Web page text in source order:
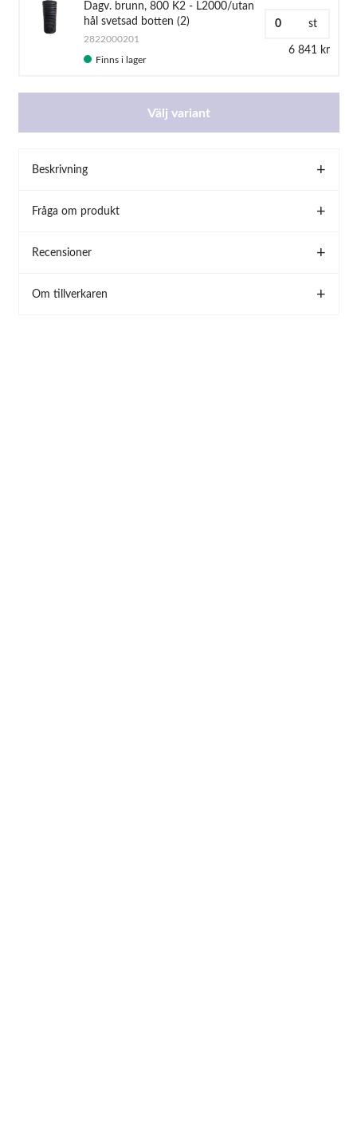
Dagv. brunn, 800 K2 - L2000/utan
hål svetsad botten (2)
2822000201
Finns i lager
6 841 kr
st
Välj variant
Beskrivning
Fråga om produkt
Recensioner
Om tillverkaren